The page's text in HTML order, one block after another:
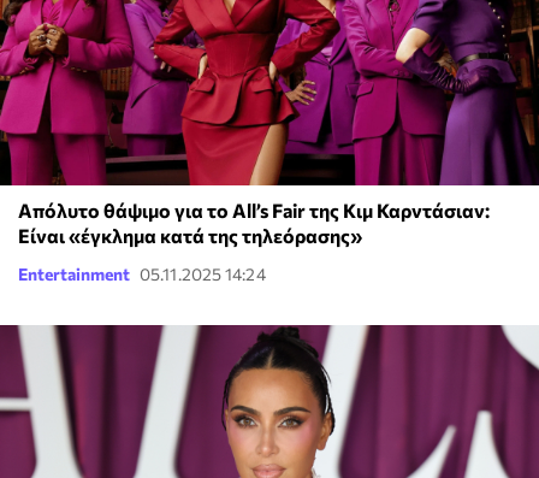
Απόλυτο θάψιμο για το All’s Fair της Κιμ Καρντάσιαν:
Είναι «έγκλημα κατά της τηλεόρασης»
Entertainment 05.11.2025 14:24